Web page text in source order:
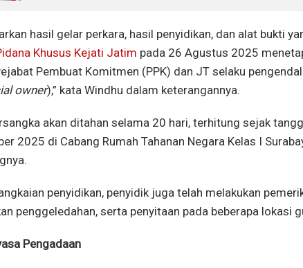
hasil gelar perkara, hasil penyidikan, dan alat bukti
Khusus Kejati Jatim pada 26 Agustus 2025
Pembuat Komitmen (PPK) dan JT selaku
owner),” kata Windhu dalam keterangannya.
akan ditahan selama 20 hari, terhitung sejak
2025 di Cabang Rumah Tahanan Negara Kelas I
penyidikan, penyidik juga telah melakukan
penggeledahan, serta penyitaan pada beberapa lokasi
Pengadaan